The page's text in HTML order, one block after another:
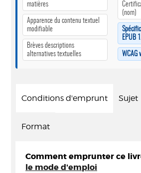
matières
Apparence du contenu textuel
modifiable
Brèves descriptions
alternatives textuelles
(nom)
EPUB
WCAG
Conditions d'emprunt Sujet
Format
Comment emprunter ce
le mode d'emploi